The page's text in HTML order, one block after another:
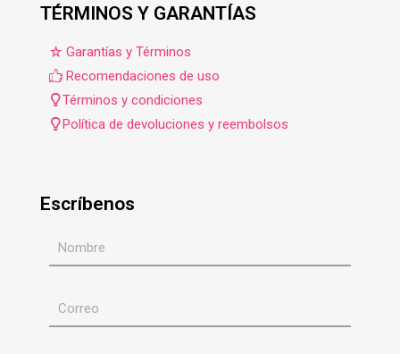
TÉRMINOS Y GARANTÍAS
Garantías y Términos
Recomendaciones de uso
Términos y condiciones
Política de devoluciones y reembolsos
Escríbenos